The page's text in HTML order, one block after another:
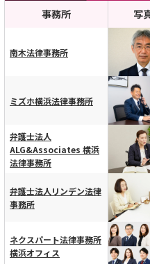
横スクロール可能
事務所 写
南木法律事務所
ミズホ横浜法律事務所
弁護士法人
ALG&Associates 横浜
法律事務所
弁護士法人リンデン法律
事務所
ネクスパート法律事務所
横浜オフィス